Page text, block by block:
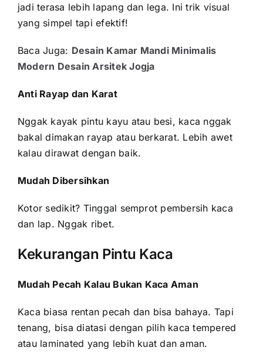
jadi terasa lebih lapang dan lega. Ini trik visual
yang simpel tapi efektif!
Baca Juga: Desain Kamar Mandi Minimalis
Modern Desain Arsitek Jogja
Anti Rayap dan Karat
Nggak kayak pintu kayu atau besi, kaca nggak
bakal dimakan rayap atau berkarat. Lebih awet
kalau dirawat dengan baik.
Mudah Dibersihkan
Kotor sedikit? Tinggal semprot pembersih kaca
dan lap. Nggak ribet.
Kekurangan Pintu Kaca
Mudah Pecah Kalau Bukan Kaca Aman
Kaca biasa rentan pecah dan bisa bahaya. Tapi
tenang, bisa diatasi dengan pilih kaca tempered
atau laminated yang lebih kuat dan aman.